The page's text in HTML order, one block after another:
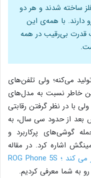
ساخته شدند و هر دو
دارند. با همه‌ی این
بی‌رقیب در همه‌
می‌کنه؛ ولی تلفن‌های
خاطر نسبت به مدل‌های
با در نظر گرفتن رقابتی
بعد از حدود سی سال، به
گوشی‌های پرکاربرد و
اشاره کرد. در مقاله
ایسوس روی یک گوشی گیمینگ دیگر کار می کند ؛ ROG Phone 5S
به شما معرفی کردیم.